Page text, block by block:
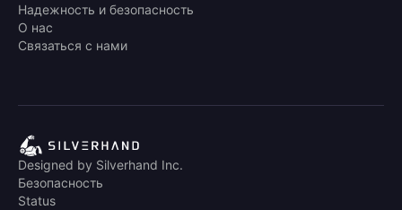
Надежность и безопасность
О нас
Связаться с нами
Designed by Silverhand Inc.
Безопасность
Status